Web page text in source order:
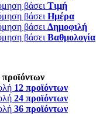
βάσει Τιμή
βάσει Ημέρα
βάσει Δημοφιλή
βάσει Βαθμολογία
προϊόντων
12 προϊόντων
24 προϊόντων
36 προϊόντων